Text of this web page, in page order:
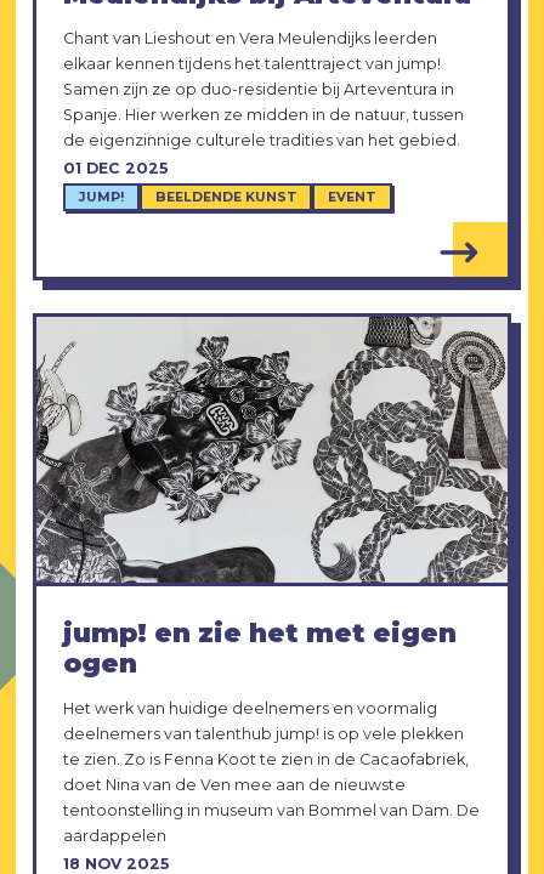
01 DEC 2025
JUMP! BEELDENDE KUNST EVENT
Chant van Lieshout en Vera Meulendijks leerden
elkaar kennen tijdens het talenttraject van jump!
Samen zijn ze op duo-residentie bij Arteventura in
Spanje. Hier werken ze midden in de natuur, tussen
de eigenzinnige culturele tradities van het gebied.
18 NOV 2025
jump! en zie het met eigen
ogen
Het werk van huidige deelnemers en voormalig
deelnemers van talenthub jump! is op vele plekken
te zien. Zo is Fenna Koot te zien in de Cacaofabriek,
doet Nina van de Ven mee aan de nieuwste
tentoonstelling in museum van Bommel van Dam. De
aardappelen